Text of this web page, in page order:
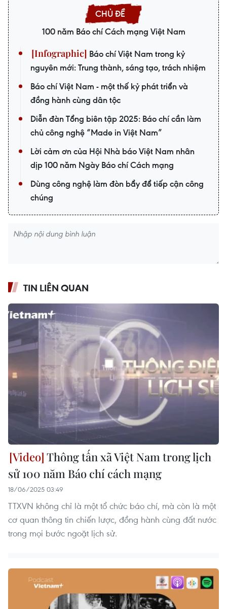
100 năm Báo chí Cách mạng Việt Nam
Báo chí Việt Nam trong kỷ
nguyên mới: Trung thành, sáng tạo, trách nhiệm
Báo chí Việt Nam - một thế kỷ phát triển và
đồng hành cùng dân tộc
Diễn đàn Tổng biên tập 2025: Báo chí cần làm
chủ công nghệ “Made in Việt Nam”
Lời cảm ơn của Hội Nhà báo Việt Nam nhân
dịp 100 năm Ngày Báo chí Cách mạng
Dùng công nghệ làm đòn bẩy để tiếp cận công
chúng
TIN LIÊN QUAN
Thông tấn xã Việt Nam trong lịch
sử 100 năm Báo chí cách mạng
18/06/2025 03:49
TTXVN không chỉ là một tổ chức báo chí, mà còn là một
cơ quan thông tin chiến lược, đồng hành cùng đất nước
trong mọi bước ngoặt lịch sử.